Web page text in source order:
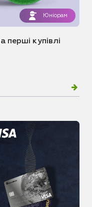
Юніорам
перші купівлі